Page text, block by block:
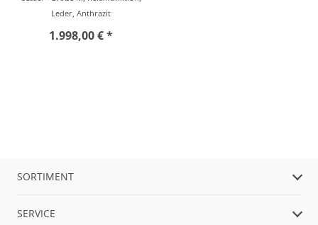
Leder, Anthrazit
1.998,00 € *
SORTIMENT
SERVICE